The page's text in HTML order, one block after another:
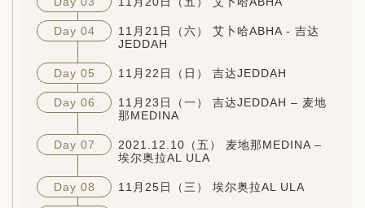
Day 04
11月21日（六） 艾卜哈ABHA - 吉达
JEDDAH
Day 05 11月22日（日） 吉达JEDDAH
Day 06
11月23日（一） 吉达JEDDAH – 麦地
那MEDINA
Day 07
2021.12.10（五） 麦地那MEDINA –
埃尔奥拉AL ULA
Day 08 11月25日（三） 埃尔奥拉AL ULA